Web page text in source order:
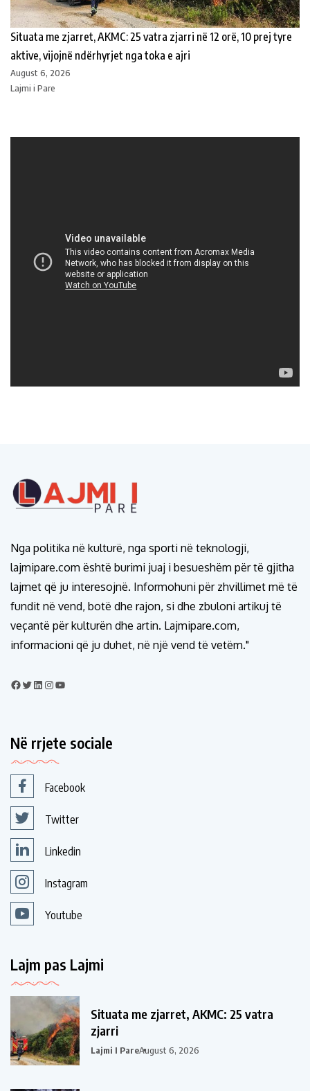
Situata me zjarret, AKMC: 25 vatra zjarri në 12 orë, 10 prej tyre
aktive, vijojnë ndërhyrjet nga toka e ajri
August 6, 2026
Lajmi i Pare
Nga politika në kulturë, nga sporti në teknologji,
lajmipare.com është burimi juaj i besueshëm për të gjitha
lajmet që ju interesojnë. Informohuni për zhvillimet më të
fundit në vend, botë dhe rajon, si dhe zbuloni artikuj të
veçantë për kulturën dhe artin. Lajmipare.com,
informacioni që ju duhet, në një vend të vetëm."
Në rrjete sociale
Facebook
Twitter
Linkedin
Instagram
Youtube
Lajm pas Lajmi
Situata me zjarret, AKMC: 25 vatra
zjarri
Lajmi I PareAugust 6, 2026